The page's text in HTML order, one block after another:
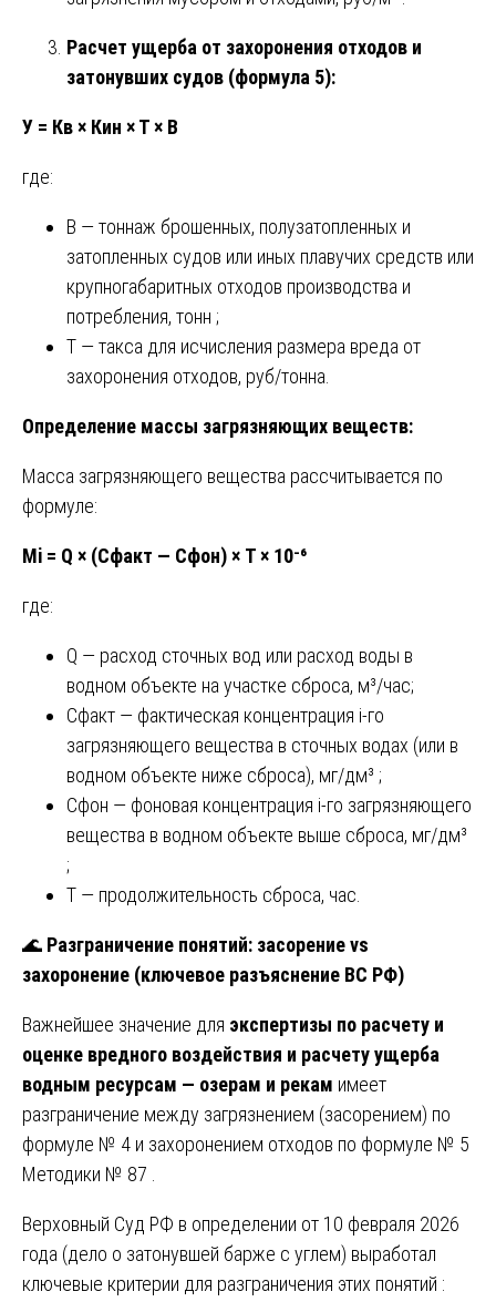
Расчет ущерба от захоронения отходов и
затонувших судов (формула 5):
У = Кв × Кин × Т × В
где:
В — тоннаж брошенных, полузатопленных и
затопленных судов или иных плавучих средств или
крупногабаритных отходов производства и
потребления, тонн ;
Т — такса для исчисления размера вреда от
захоронения отходов, руб/тонна.
Определение массы загрязняющих веществ:
Масса загрязняющего вещества рассчитывается по
формуле:
Мi = Q × (Сфакт — Сфон) × Т × 10⁻⁶
где:
Q — расход сточных вод или расход воды в
водном объекте на участке сброса, м³/час;
Сфакт — фактическая концентрация i-го
загрязняющего вещества в сточных водах (или в
водном объекте ниже сброса), мг/дм³ ;
Сфон — фоновая концентрация i-го загрязняющего
вещества в водном объекте выше сброса, мг/дм³
;
Т — продолжительность сброса, час.
🌊 Разграничение понятий: засорение vs
захоронение (ключевое разъяснение ВС РФ)
Важнейшее значение для экспертизы по расчету и
оценке вредного воздействия и расчету ущерба
водным ресурсам — озерам и рекам имеет
разграничение между загрязнением (засорением) по
формуле № 4 и захоронением отходов по формуле № 5
Методики № 87 .
Верховный Суд РФ в определении от 10 февраля 2026
года (дело о затонувшей барже с углем) выработал
ключевые критерии для разграничения этих понятий :